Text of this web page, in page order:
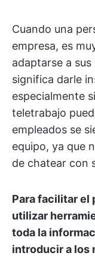
Cuando una
empresa, es
adaptarse a
significa darle
especialmente
teletrabajo
empleados se
equipo, ya que
de chatear con
Para facilitar el
utilizar
toda la
introducir a los